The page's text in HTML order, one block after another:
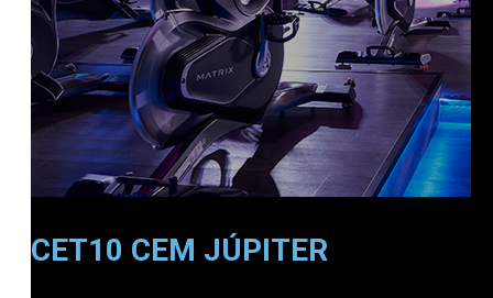
CET10 CEM JÚPITER